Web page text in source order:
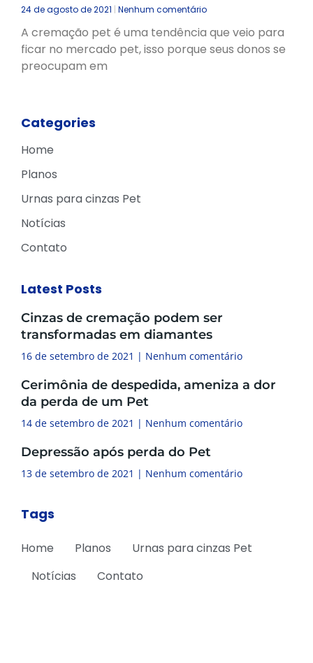
24 de agosto de 2021 Nenhum comentário
A cremação pet é uma tendência que veio para
ficar no mercado pet, isso porque seus donos se
preocupam em
Categories
Home
Planos
Urnas para cinzas Pet
Notícias
Contato
Latest Posts
Cinzas de cremação podem ser
transformadas em diamantes
16 de setembro de 2021 Nenhum comentário
Cerimônia de despedida, ameniza a dor
da perda de um Pet
14 de setembro de 2021 Nenhum comentário
Depressão após perda do Pet
13 de setembro de 2021 Nenhum comentário
Tags
Home Planos
Urnas para cinzas Pet
Notícias
Contato